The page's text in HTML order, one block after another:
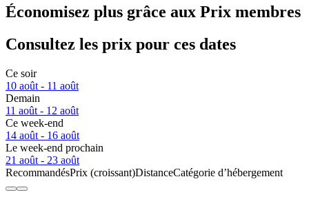
Économisez plus grâce aux Prix membres
Consultez les prix pour ces dates
Ce soir
10 août - 11 août
Demain
11 août - 12 août
Ce week-end
14 août - 16 août
Le week-end prochain
21 août - 23 août
RecommandésPrix (croissant)DistanceCatégorie d’hébergement